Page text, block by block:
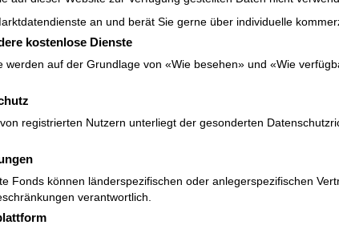
an und berät Sie gerne über individuelle
kostenlose Dienste
auf der Grundlage von «Wie besehen» und «Wie
registrierten Nutzern unterliegt der gesonderten
Fonds können länderspezifischen oder anlegerspezifischen
verantwortlich.